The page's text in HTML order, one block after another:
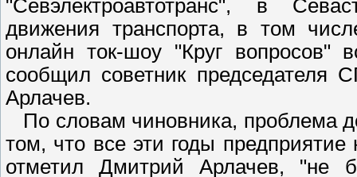
"Севэлектроавтотранс", в
движения транспорта, в том
онлайн ток-шоу "Круг вопросов"
сообщил советник председателя
Арлачев.
По словам чиновника, проблема
том, что все эти годы
отметил Дмитрий Арлачев, "не